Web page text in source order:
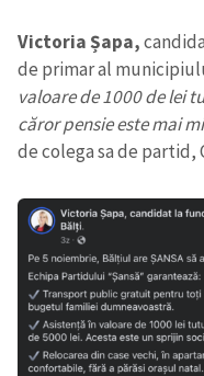
Victoria Șapa,
de primar al
valoare de 1000 de lei
căror pensie este mai
de colega sa de